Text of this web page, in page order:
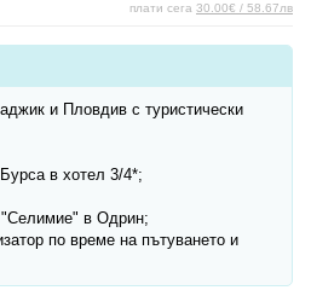
плати сега 30.00€ / 58.67лв
и Пловдив с туристически
в хотел 3/4*;
в Одрин;
по време на пътуването и